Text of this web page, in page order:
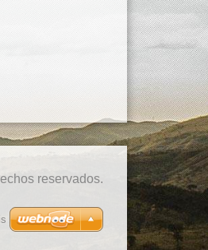
reservados.